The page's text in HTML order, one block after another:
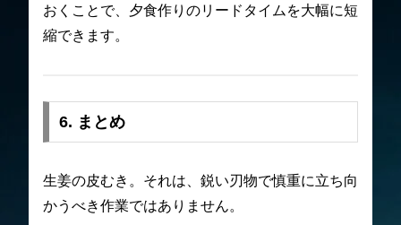
おくことで、夕食作りのリードタイムを大幅に短
縮できます。
6. まとめ
生姜の皮むき。それは、鋭い刃物で慎重に立ち向
かうべき作業ではありません。